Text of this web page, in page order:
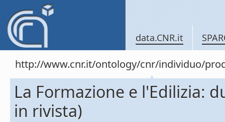
data.CNR.it
http://www.cnr.it/ontology/cnr/individuo/
La Formazione e l'Edilizia:
in rivista)